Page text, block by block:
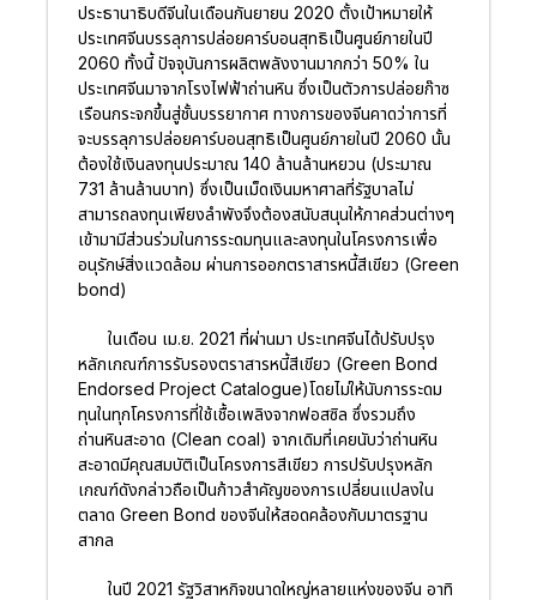
ประธานาธิบดีจีนในเดือนกันยายน 2020 ตั้งเป้าหมายให้
ประเทศจีนบรรลุการปล่อยคาร์บอนสุทธิเป็นศูนย์ภายในปี
2060 ทั้งนี้ ปัจจุบันการผลิตพลังงานมากกว่า 50% ใน
ประเทศจีนมาจากโรงไฟฟ้าถ่านหิน ซึ่งเป็นตัวการปล่อยก๊าซ
เรือนกระจกขึ้นสู่ชั้นบรรยากาศ ทางการของจีนคาดว่าการที่
จะบรรลุการปล่อยคาร์บอนสุทธิเป็นศูนย์ภายในปี 2060 นั้น
ต้องใช้เงินลงทุนประมาณ 140 ล้านล้านหยวน (ประมาณ
731 ล้านล้านบาท) ซึ่งเป็นเม็ดเงินมหาศาลที่รัฐบาลไม่
สามารถลงทุนเพียงลำพังจึงต้องสนับสนุนให้ภาคส่วนต่างๆ
เข้ามามีส่วนร่วมในการระดมทุนและลงทุนในโครงการเพื่อ
อนุรักษ์สิ่งแวดล้อม ผ่านการออกตราสารหนี้สีเขียว (Green
bond)
ในเดือน เม.ย. 2021 ที่ผ่านมา ประเทศจีนได้ปรับปรุง
หลักเกณฑ์การรับรองตราสารหนี้สีเขียว (Green Bond
Endorsed Project Catalogue)โดยไม่ให้นับการระดม
ทุนในทุกโครงการที่ใช้เชื้อเพลิงจากฟอสซิล ซึ่งรวมถึง
ถ่านหินสะอาด (Clean coal) จากเดิมที่เคยนับว่าถ่านหิน
สะอาดมีคุณสมบัติเป็นโครงการสีเขียว การปรับปรุงหลัก
เกณฑ์ดังกล่าวถือเป็นก้าวสำคัญของการเปลี่ยนแปลงใน
ตลาด Green Bond ของจีนให้สอดคล้องกับมาตรฐาน
สากล
ในปี 2021 รัฐวิสาหกิจขนาดใหญ่หลายแห่งของจีน อาทิ